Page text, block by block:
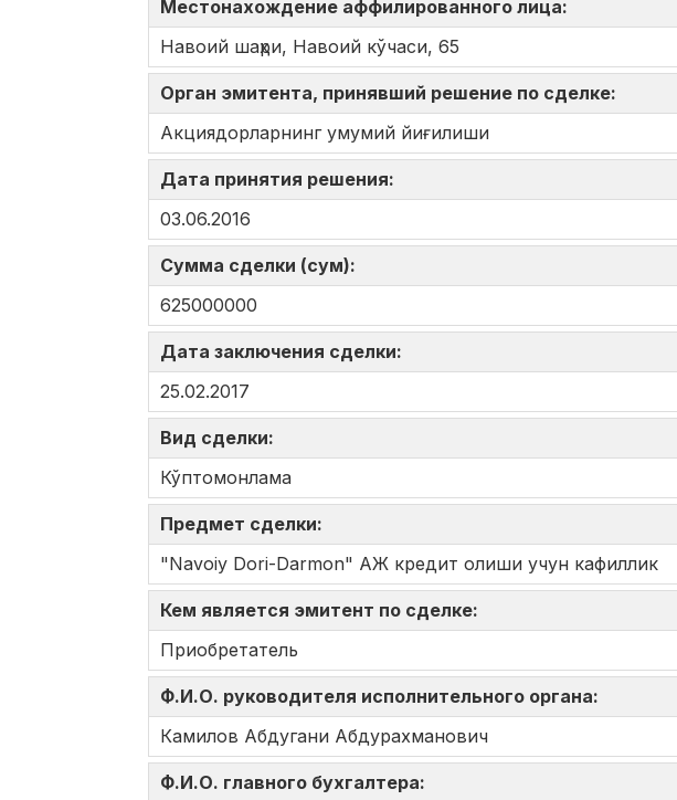
Местонахождение аффилированного лица:
Навоий шаҳри, Навоий кўчаси, 65
Орган эмитента, принявший решение по сделке:
Акциядорларнинг умумий йиғилиши
Дата принятия решения:
03.06.2016
Сумма сделки (сум):
625000000
Дата заключения сделки:
25.02.2017
Вид сделки:
Кўптомонлама
Предмет сделки:
"Navoiy Dori-Darmon" АЖ кредит олиши учун кафиллик
Кем является эмитент по сделке:
Приобретатель
Ф.И.О. руководителя исполнительного органа:
Камилов Абдугани Абдурахманович
Ф.И.О. главного бухгалтера: